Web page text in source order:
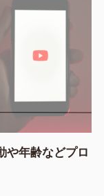
や年齢などプロ